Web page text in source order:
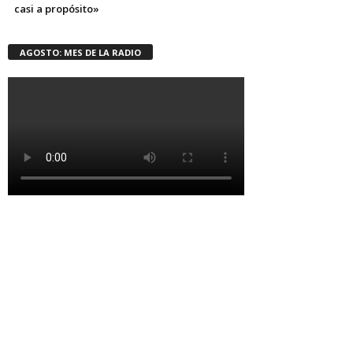
casi a propósito»
AGOSTO: MES DE LA RADIO